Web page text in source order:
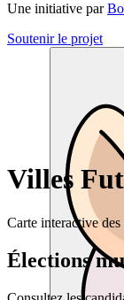
Une initiative par
Soutenir le projet
Villes
Carte interactive
Élections